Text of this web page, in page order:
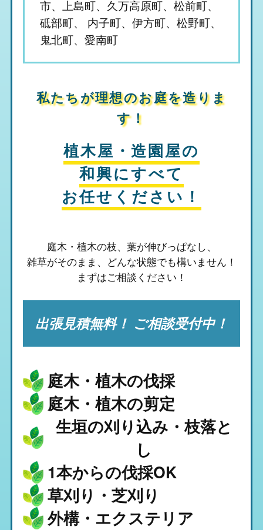
市、上島町、久万高原町、松前町、
砥部町、 内子町、伊方町、松野町、
鬼北町、愛南町
私たちが理想のお庭を造りま
す！
植木屋・造園屋の
和興にすべて
お任せください！
庭木・植木の枝、葉が伸びっぱなし、
雑草がそのまま、 どんな状態でも構いません！
まずはご相談ください！
出張見積無料！ ご相談受付中！
庭木・植木の伐採
1本からの伐採OK
庭木・植木の剪定
草刈り・芝刈り
生垣の刈り込み・枝落と
し
外構・エクステリア